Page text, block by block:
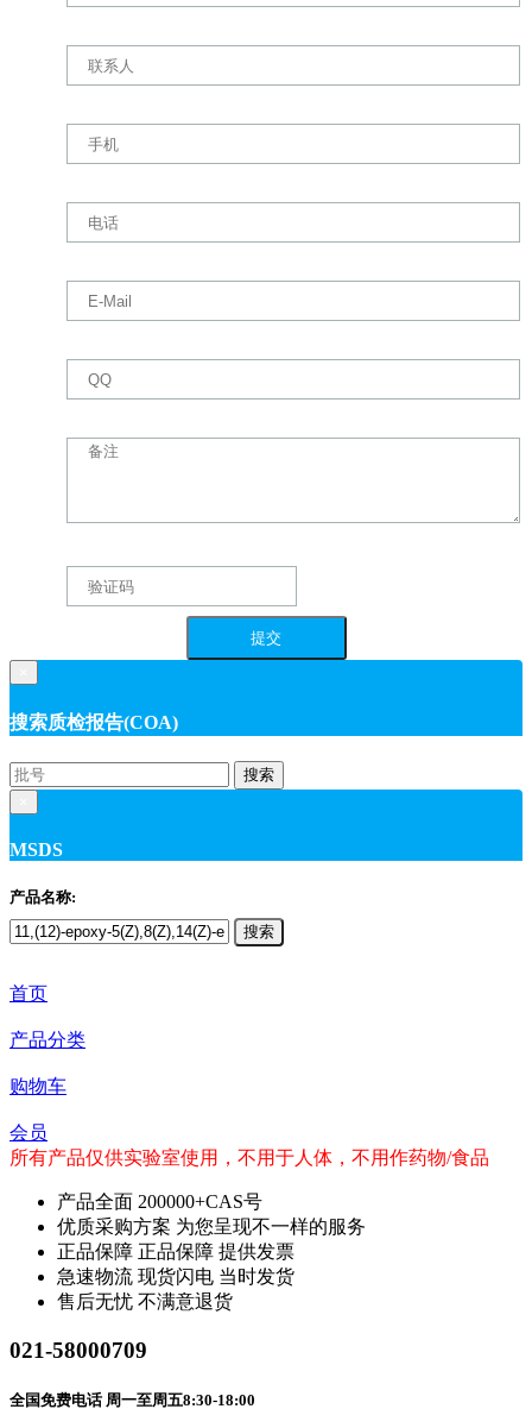
搜索质检报告(COA)
搜索
MSDS
产品名称:
搜索
首页
产品分类
购物车
会员
所有产品仅供实验室使用，不用于人体，不用作药物/食品
产品全面 200000+CAS号
优质采购方案 为您呈现不一样的服务
正品保障 正品保障 提供发票
急速物流 现货闪电 当时发货
售后无忧 不满意退货
021-58000709
全国免费电话 周一至周五8:30-18:00